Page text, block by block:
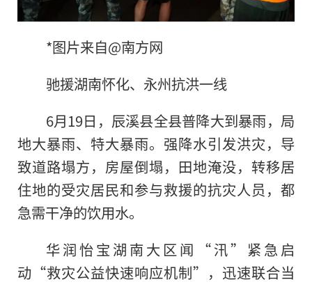
*图片来自@南方网
驰援湖南怀化、永州抗洪一线
6月19日，辰溪县全县普降大到暴雨，局
地大暴雨、特大暴雨。强降水引发洪灾，导
致道路塌方，房屋倒塌，田地淹没，转移居
住地的受灾居民和参与救援的抗灾人员，都
急需干净的饮用水。
华润怡宝湖南大区闻“汛”紧急启
动“救灾公益快速响应机制”，迅速联合当